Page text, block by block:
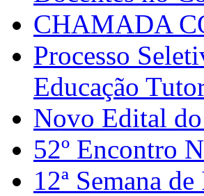
CHAMADA
Processo
Educação
Novo Edital
52º Encontro
12ª Semana